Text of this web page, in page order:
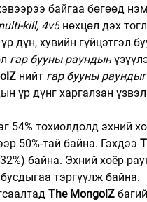
байгаа бөгөөд
kill, 4v5 нөхцөл дэх
дүн, хувийн гүйцэтгэл
гар бууны раундын
нийт гар бууны раундыг
үр дүнг харгалзан үзвэл
54% тохиолдолд эхний
50%-тай байна. Гэхдээ
байна. Эхний хоёр
тэргүүлж байна.
The MongolZ